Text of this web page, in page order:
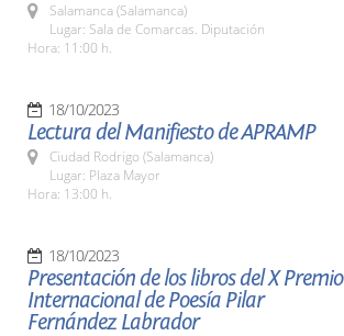
Salamanca (Salamanca)
Lugar: Sala de Comarcas. Diputación
Hora: 11:00 h.
18/10/2023
Lectura del Manifiesto de APRAMP
Ciudad Rodrigo (Salamanca)
Lugar: Plaza Mayor
Hora: 13:00 h.
18/10/2023
Presentación de los libros del X Premio
Internacional de Poesía Pilar
Fernández Labrador